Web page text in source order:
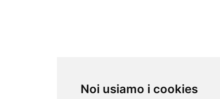
Noi usiamo i cookies